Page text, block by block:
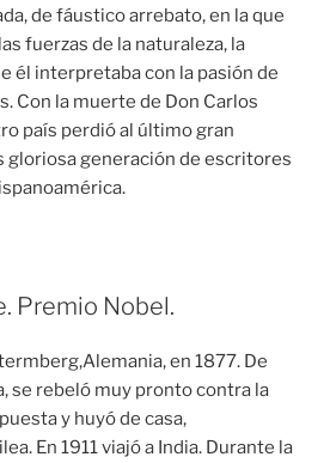
de fáustico arrebato, en la que
fuerzas de la naturaleza, la
él interpretaba con la pasión de
Con la muerte de Don Carlos
país perdió al último gran
gloriosa generación de escritores
Premio Nobel.
en 1877. De
se rebeló muy pronto contra la
y huyó de casa,
En 1911 viajó a India. Durante la